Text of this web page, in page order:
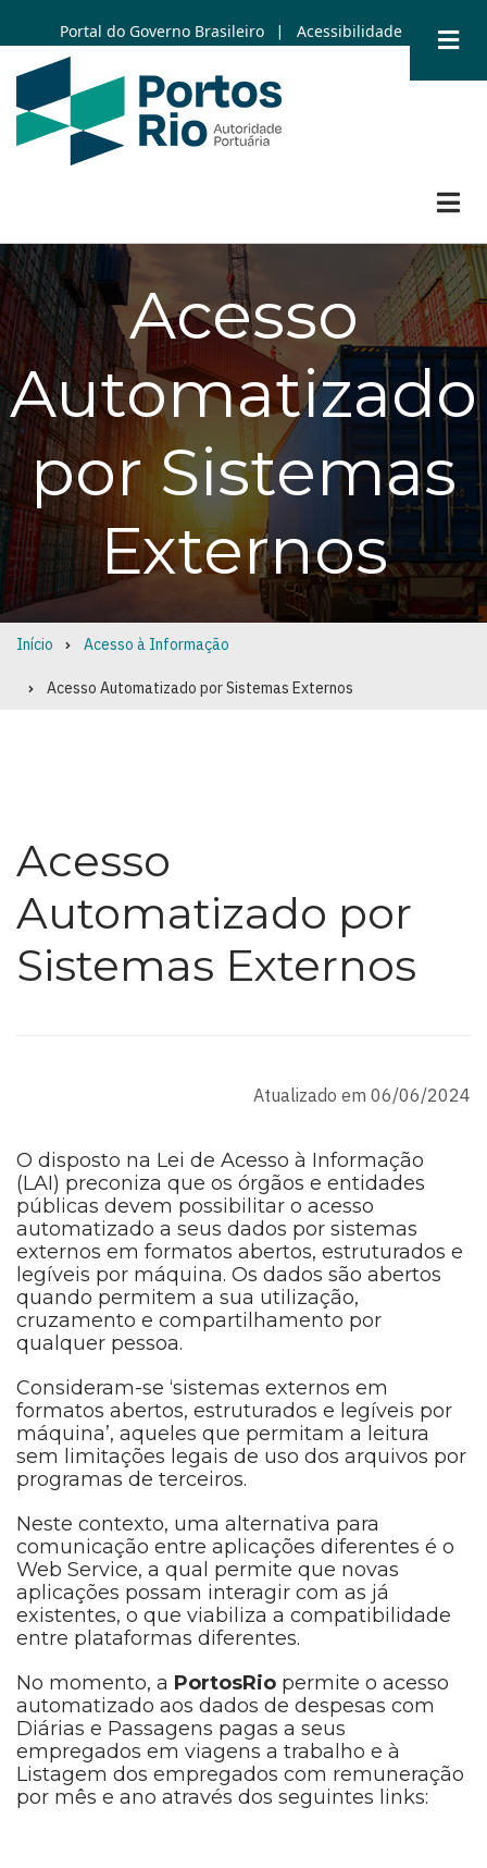
to
main
content
Portal do Governo Brasileiro | Acessibilidade
Acesso
Automatizado
por Sistemas
Externos
Breadcrumb
Início Acesso à Informação
Acesso Automatizado por Sistemas Externos
Acesso
Automatizado por
Sistemas Externos
Atualizado em 06/06/2024
O disposto na Lei de Acesso à Informação
(LAI) preconiza que os órgãos e entidades
públicas devem possibilitar o acesso
automatizado a seus dados por sistemas
externos em formatos abertos, estruturados e
legíveis por máquina. Os dados são abertos
quando permitem a sua utilização,
cruzamento e compartilhamento por
qualquer pessoa.
Consideram-se ‘sistemas externos em
formatos abertos, estruturados e legíveis por
máquina’, aqueles que permitam a leitura
sem limitações legais de uso dos arquivos por
programas de terceiros.
Neste contexto, uma alternativa para
comunicação entre aplicações diferentes é o
Web Service, a qual permite que novas
aplicações possam interagir com as já
existentes, o que viabiliza a compatibilidade
entre plataformas diferentes.
No momento, a PortosRio permite o acesso
automatizado aos dados de despesas com
Diárias e Passagens pagas a seus
empregados em viagens a trabalho e à
Listagem dos empregados com remuneração
por mês e ano através dos seguintes links: